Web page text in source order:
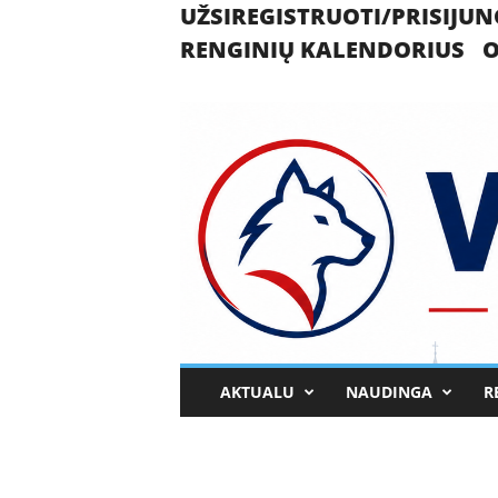
UŽSIREGISTRUOTI/
RENGINIŲ KALENDORIUS
m
AKTUALU NAUDINGA